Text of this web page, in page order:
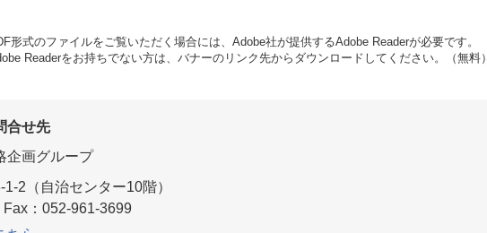
形式のファイルをご覧いただく場合には、Adobe社が提供するAdobe Readerが必要です。
Readerをお持ちでない方は、バナーのリンク先からダウンロードしてください。（無料）
合せ先
企画グループ
2（自治センター10階）
Fax：052-961-3699